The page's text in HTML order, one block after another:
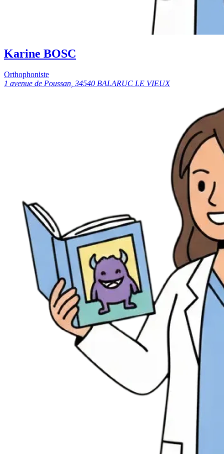
Karine BOSC
Orthophoniste
1 avenue de Poussan, 34540 BALARUC LE VIEUX